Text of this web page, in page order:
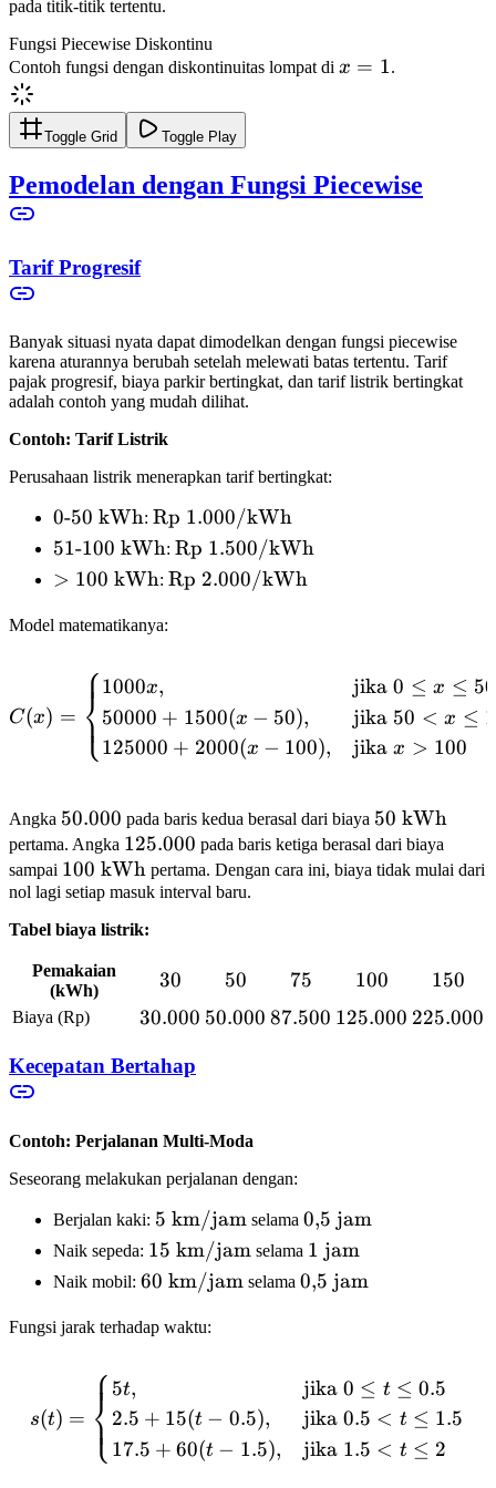
pada titik-titik tertentu.
Fungsi Piecewise Diskontinu
Contoh fungsi dengan diskontinuitas lompat di x
x = 1.
Toggle Grid Toggle Play
Pemodelan dengan Fungsi Piecewise
Tarif Progresif
Banyak situasi nyata dapat dimodelkan dengan fungsi piecewise
karena aturannya berubah setelah melewati batas tertentu. Tarif
pajak progresif, biaya parkir bertingkat, dan tarif listrik bertingkat
adalah contoh yang mudah dilihat.
Contoh: Tarif Listrik
Perusahaan listrik menerapkan tarif bertingkat:
0\text{-}50
\text{
kWh}
0-50 kWh: \text{Rp
}1.000/\text{kWh}
Rp 1.000/kWh
51\text{-}100
\text{ kWh}
51-100 kWh: \text{Rp
}1.500/\text{kWh}
Rp 1.500/kWh
>100
kWh}
> 100 kWh: \text{Rp
Rp 2.000/kWh
Model matematikanya:
C(x) = \begin{cases}
C(x) = ⎩
⎨⎧1000x,
50000 + 1500(x − 50),
125000 + 2000(x − 100),
jika0 ≤ x ≤ 50
jika 50 < x ≤
jikax > 100
Angka 50.000
50.000 pada baris kedua berasal dari biaya 50
\text{
kWh}
50 kWh
pertama. Angka 125.000
125.000 pada baris ketiga berasal dari biaya
sampai 100
\text{
kWh}
100 kWh pertama. Dengan cara ini, biaya tidak mulai dari
nol lagi setiap masuk interval baru.
Tabel biaya listrik:
Pemakaian
(kWh)
30
30 50
50 75
75 100
100 150
150
Biaya (Rp) 30.000
30.000 50.000
50.000 87.500
87.500 125.000
125.000 225.000
225.000
Kecepatan Bertahap
Contoh: Perjalanan Multi-Moda
Seseorang melakukan perjalanan dengan:
Berjalan kaki: 5 \text{
km/jam}
5 km/jam selama 0{,}5
\text{
jam}
0,5 jam
Naik sepeda: 15 \text{
km/jam}
15 km/jam selama 1
\text{
1 jam
Naik mobil: 60 \text{
60 km/jam selama 0{,}5
0,5 jam
Fungsi jarak terhadap waktu:
s(t) = \begin{cases} 5t,
s(t) = ⎩
⎨⎧ 5t,
2.5 + 15(t − 0.5),
17.5 + 60(t − 1.5),
jika 0 ≤ t ≤ 0.5
jika 0.5 < t ≤ 1.5
jika 1.5 < t ≤ 2